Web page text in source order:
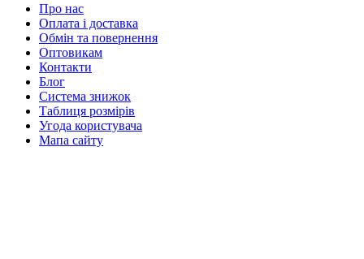
Про нас
Оплата і доставка
Обмін та повернення
Оптовикам
Контакти
Блог
Система знижок
Таблиця розмірів
Угода користувача
Мапа сайту